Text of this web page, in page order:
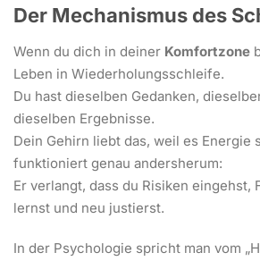
Der Mechanismus des
Wenn du dich in deiner Komfortzone
Leben in Wiederholungsschleife.
Du hast dieselben Gedanken,
dieselben Ergebnisse.
Dein Gehirn liebt das, weil es Energie
funktioniert genau andersherum:
Er verlangt, dass du Risiken eingehst,
lernst und neu justierst.
In der Psychologie spricht man vom